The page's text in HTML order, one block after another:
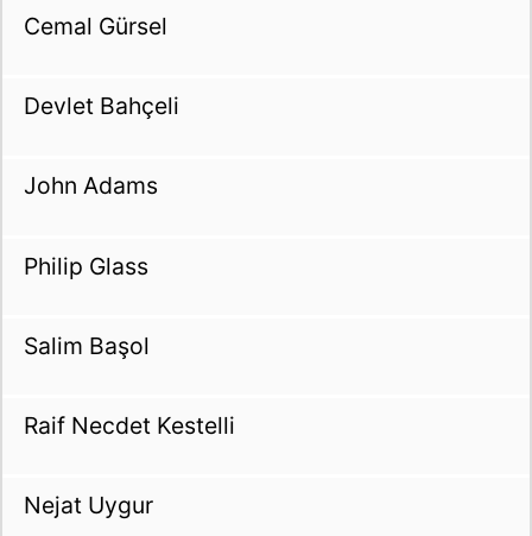
Cemal Gürsel
Devlet Bahçeli
John Adams
Philip Glass
Salim Başol
Raif Necdet Kestelli
Nejat Uygur